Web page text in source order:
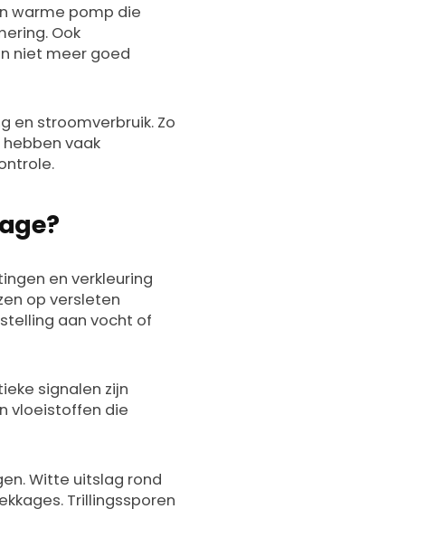
warme pomp die
Ook
niet meer goed
en stroomverbruik. Zo
vaak
en verkleuring
op versleten
aan vocht of
signalen zijn
vloeistoffen die
Witte uitslag rond
Trillingssporen